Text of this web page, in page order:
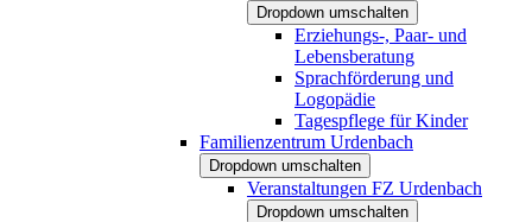
Dropdown umschalten
Erziehungs-, Paar- und
Lebensberatung
Sprachförderung und
Logopädie
Tagespflege für Kinder
Familienzentrum Urdenbach
Dropdown umschalten
Veranstaltungen FZ Urdenbach
Dropdown umschalten